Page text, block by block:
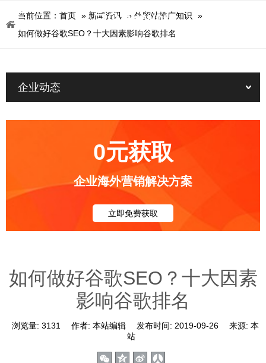
当前位置： 首页 » 新闻资讯 » 外贸站推广知识
»
如何做好谷歌SEO？十大因素影响谷歌排名
企业动态
0元获取
企业海外营销解决方案
立即免费获取
如何做好谷歌SEO？十大因素
影响谷歌排名
浏览量: 3131 作者: 本站编辑 发布时间: 2019-09-26 来源: 本
站